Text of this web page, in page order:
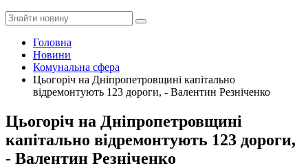
Головна
Новини
Комунальна сфера
Цьогоріч на Дніпропетровщині капітально
відремонтують 123 дороги, - Валентин Резніченко
Цьогоріч на Дніпропетровщині
капітально відремонтують 123 дороги,
- Валентин Резніченко